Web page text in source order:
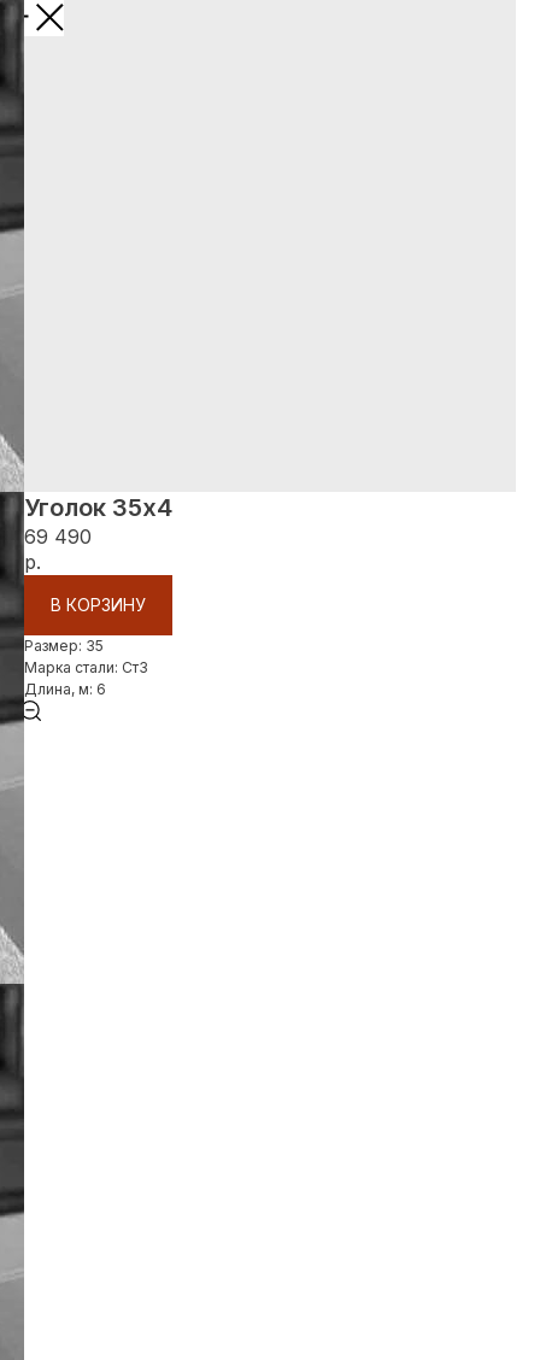
НАЗАД
Уголок 35х4
69 490
р.
В КОРЗИНУ
Размер: 35
Марка стали: Ст3
Длина, м: 6